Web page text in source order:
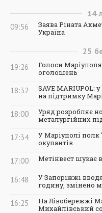
14
09:56
Заява Ріната
Україна
25
19:26
Голоси
оголошень
18:32
SAVE
на підтримку
18:00
Уряд розробляє
металургійних
17:34
У Маріуполі полк
окупантів
17:00 Метінвест шукає
16:48
У Запоріжжі
годину, змінено
16:25
На Лівобережжі
Михайлівський